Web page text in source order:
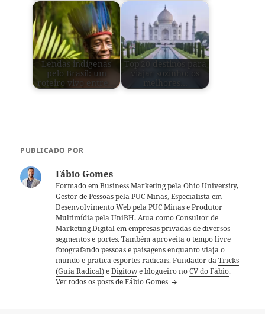
Lendas indígenas
pelo Brasil: um
roteiro vivo entre…
Top 20 destinos para
viajar sozinho: os
melhores…
PUBLICADO POR
Fábio Gomes
Formado em Business Marketing pela Ohio University,
Gestor de Pessoas pela PUC Minas, Especialista em
Desenvolvimento Web pela PUC Minas e Produtor
Multimídia pela UniBH. Atua como Consultor de
Marketing Digital em empresas privadas de diversos
segmentos e portes. Também aproveita o tempo livre
fotografando pessoas e paisagens enquanto viaja o
mundo e pratica esportes radicais. Fundador daTricks
(Guia Radical)eDigitowe blogueiro noCV do Fábio.
Ver todos os posts de Fábio Gomes